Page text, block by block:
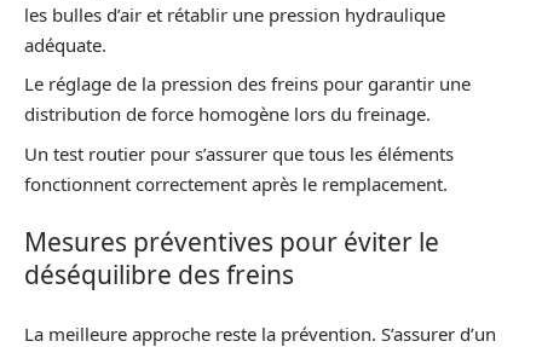
les bulles d’air et rétablir une pression hydraulique
adéquate.
Le réglage de la pression des freins pour garantir une
distribution de force homogène lors du freinage.
Un test routier pour s’assurer que tous les éléments
fonctionnent correctement après le remplacement.
Mesures préventives pour éviter le
déséquilibre des freins
La meilleure approche reste la prévention. S’assurer d’un